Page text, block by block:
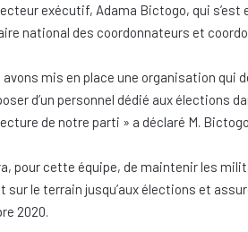
exécutif, Adama Bictogo, qui
national des coordonnateurs et
avons mis en place une organisation qui
d’un personnel dédié aux élections
de notre parti » a déclaré M. Bictogo.
pour cette équipe, de maintenir les
sur le terrain jusqu’aux élections et
2020.